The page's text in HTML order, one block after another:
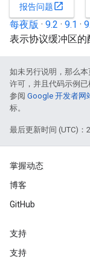
报告问题open_in_new
每夜版 · 9.2 · 9.1 ·
表示协议缓冲区的
如未另行说明，那么
许可，并且代码示例已
参阅 Google 开发者网
标。
最后更新时间 (UTC)：
掌握动态
博客
GitHub
支持
支持